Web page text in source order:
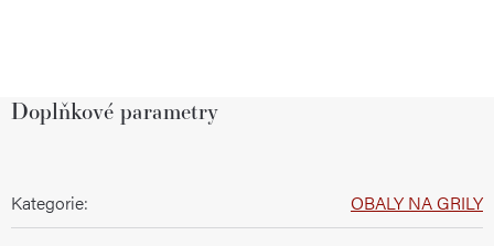
Doplňkové parametry
Kategorie: OBALY NA GRILY